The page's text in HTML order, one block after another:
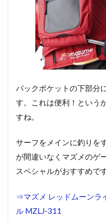
バックポケットの下部分
す。これは便利！という
すね。
サーフをメインに釣りを
が間違いなくマズメのゲ
スペシャルがおすすめです
⇒マズメ レッドムーンラ
ル MZLJ-311